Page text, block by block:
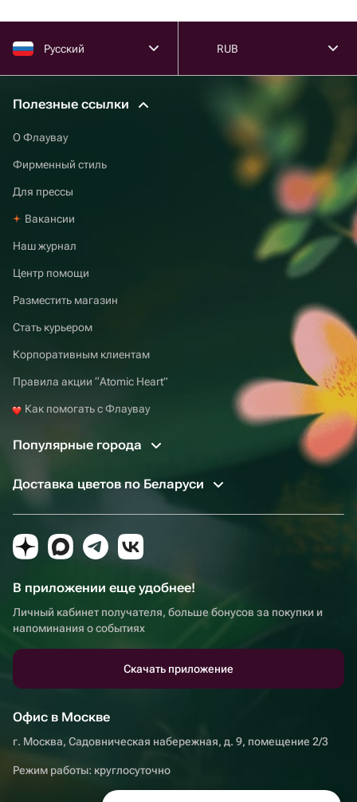
Русский RUB
Полезные ссылки
О Флаувау
Фирменный стиль
Для прессы
Вакансии
Наш журнал
Центр помощи
Разместить магазин
Стать курьером
Корпоративным клиентам
Правила акции “Atomic Heart”
Как помогать с Флаувау
Популярные города
Доставка цветов по Беларуси
В приложении еще удобнее!
Личный кабинет получателя, больше бонусов за покупки и
напоминания о событиях
Скачать приложение
Офис в Москве
г. Москва, Садовническая набережная, д. 9, помещение 2/3
Режим работы: круглосуточно